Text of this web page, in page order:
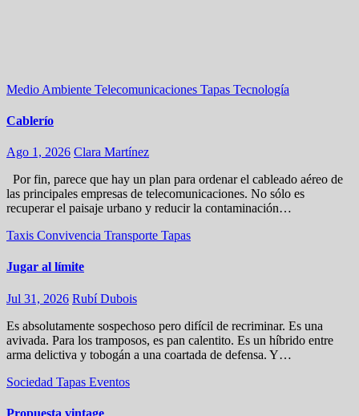
Medio Ambiente Telecomunicaciones Tapas Tecnología
Cablerío
Ago 1, 2026 Clara Martínez
Por fin, parece que hay un plan para ordenar el cableado aéreo de
las principales empresas de telecomunicaciones. No sólo es
recuperar el paisaje urbano y reducir la contaminación…
Taxis Convivencia Transporte Tapas
Jugar al límite
Jul 31, 2026 Rubí Dubois
Es absolutamente sospechoso pero difícil de recriminar. Es una
avivada. Para los tramposos, es pan calentito. Es un híbrido entre
arma delictiva y tobogán a una coartada de defensa. Y…
Sociedad Tapas Eventos
Propuesta vintage